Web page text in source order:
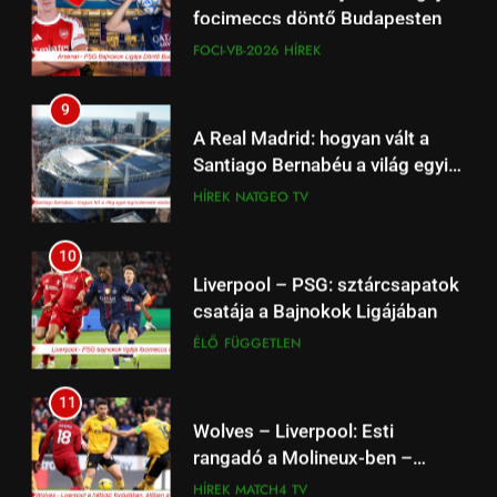
focimeccs döntő Budapesten
FOCI-VB-2026 HÍREK
9
A Real Madrid: hogyan vált a
Santiago Bernabéu a világ egyik
legmodernebb arénájává?
HÍREK NATGEO TV
10
Liverpool – PSG: sztárcsapatok
csatája a Bajnokok Ligájában
ÉLŐ FÜGGETLEN
11
Wolves – Liverpool: Esti
rangadó a Molineux-ben –
Match4 TV 21:15 élőben
HÍREK MATCH4 TV
és a magánélet új egyensúlya a
fiataloknál
ÉLETSTÍLUS
18
Családpolitikai nagyágyú:
Tényleg Európa legnagyobb
adókedvezménye jött most el?
ÉLETSTÍLUS
1
Kedves John! 2010 Film –
Érmékbe zárt szeretet: A
numizmatika mint sorsfordító
ÉLETSTÍLUS HÍREK
2
Mit tehet a szülő, ha gyermekét
hiperaktívnak bélyegzik?